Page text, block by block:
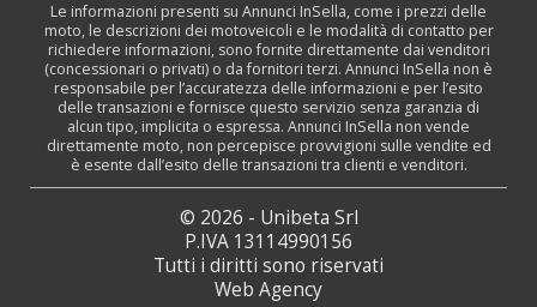
Le informazioni presenti su Annunci InSella, come i prezzi delle
moto, le descrizioni dei motoveicoli e le modalità di contatto per
richiedere informazioni, sono fornite direttamente dai venditori
(concessionari o privati) o da fornitori terzi. Annunci InSella non è
responsabile per l’accuratezza delle informazioni e per l’esito
delle transazioni e fornisce questo servizio senza garanzia di
alcun tipo, implicita o espressa. Annunci InSella non vende
direttamente moto, non percepisce provvigioni sulle vendite ed
è esente dall’esito delle transazioni tra clienti e venditori.
© 2026 - Unibeta Srl
P.IVA 13114990156
Tutti i diritti sono riservati
Web Agency